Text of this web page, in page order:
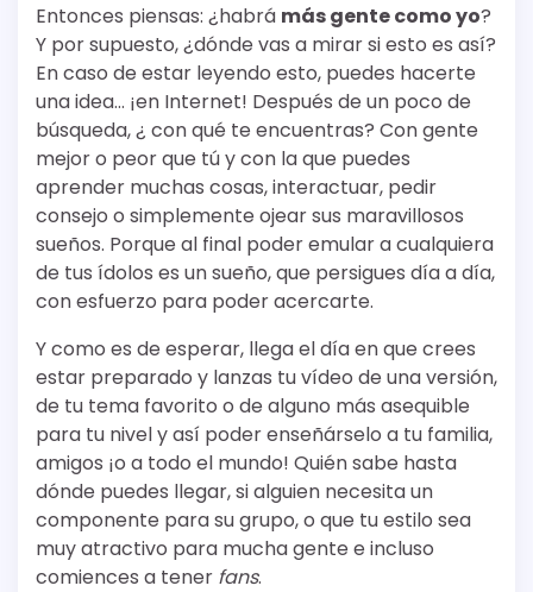
Entonces piensas: ¿habrá más gente como yo?
Y por supuesto, ¿dónde vas a mirar si esto es así?
En caso de estar leyendo esto, puedes hacerte
una idea… ¡en Internet! Después de un poco de
búsqueda, ¿ con qué te encuentras? Con gente
mejor o peor que tú y con la que puedes
aprender muchas cosas, interactuar, pedir
consejo o simplemente ojear sus maravillosos
sueños. Porque al final poder emular a cualquiera
de tus ídolos es un sueño, que persigues día a día,
con esfuerzo para poder acercarte.
Y como es de esperar, llega el día en que crees
estar preparado y lanzas tu vídeo de una versión,
de tu tema favorito o de alguno más asequible
para tu nivel y así poder enseñárselo a tu familia,
amigos ¡o a todo el mundo! Quién sabe hasta
dónde puedes llegar, si alguien necesita un
componente para su grupo, o que tu estilo sea
muy atractivo para mucha gente e incluso
comiences a tener fans.